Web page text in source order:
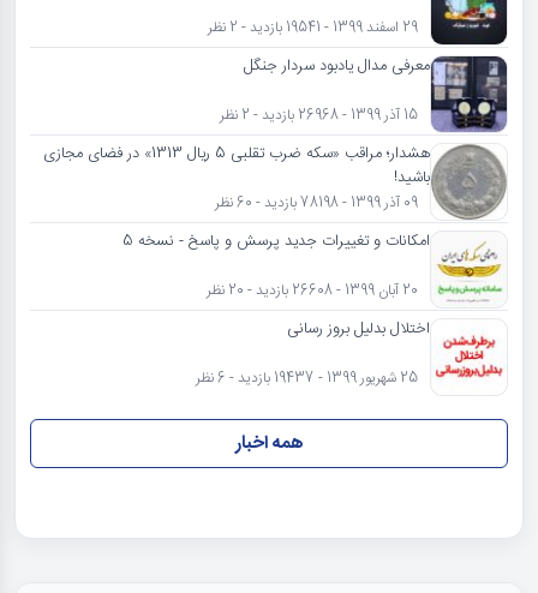
29 اسفند 1399 - 19541 بازدید - 2 نظر
معرفی مدال یادبود سردار جنگل
15 آذر 1399 - 26968 بازدید - 2 نظر
هشدار؛ مراقب «سکه ضرب تقلبی 5 ریال 1313» در فضای مجازی
باشید!
09 آذر 1399 - 78198 بازدید - 60 نظر
امکانات و تغییرات جدید پرسش و پاسخ - نسخه 5
20 آبان 1399 - 26608 بازدید - 20 نظر
اختلال بدلیل بروز رسانی
25 شهریور 1399 - 19437 بازدید - 6 نظر
همه اخبار